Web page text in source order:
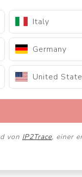
Italy
Germany
United
von IP2Trace, einer